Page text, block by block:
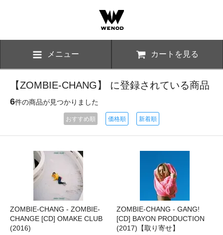
メニュー カートを見る
【ZOMBIE-CHANG】 に登録されている商品
6件の商品が見つかりました
おすすめ順 価格順 新着順
ZOMBIE-CHANG - ZOMBIE-
CHANGE [CD] OMAKE CLUB
(2016)
ZOMBIE-CHANG - GANG!
[CD] BAYON PRODUCTION
(2017)【取り寄せ】